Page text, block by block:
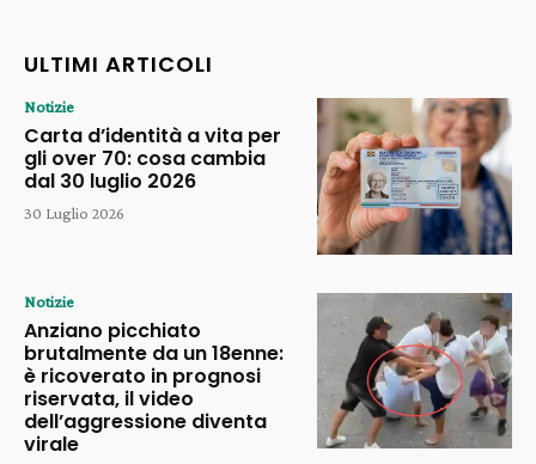
ULTIMI ARTICOLI
Notizie
Carta d’identità a vita per
gli over 70: cosa cambia
dal 30 luglio 2026
30 Luglio 2026
Notizie
Anziano picchiato
brutalmente da un 18enne:
è ricoverato in prognosi
riservata, il video
dell’aggressione diventa
virale